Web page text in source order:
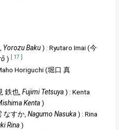
, Yorozu Baku) :Ryutaro Imai(今
) 17
Horiguchi(堀口 真
鉄也,Fujimi Tetsuya) :Kenta
Kenta)
なすか,Nagumo Nasuka) :Rina
Rina)